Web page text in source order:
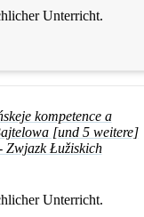
Unterricht.
kompetence a
[und 5 weitere]
Łužiskich
Unterricht.